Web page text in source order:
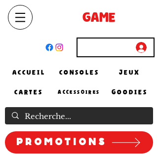
GAME
ACCUEIL CONSOLES JEUX
CARTES ACCESSOIRES GOODIES
Promotions